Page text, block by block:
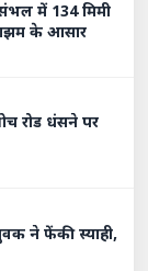
में 134 मिमी
के आसार
रोड धंसने पर
ने फेंकी स्याही,